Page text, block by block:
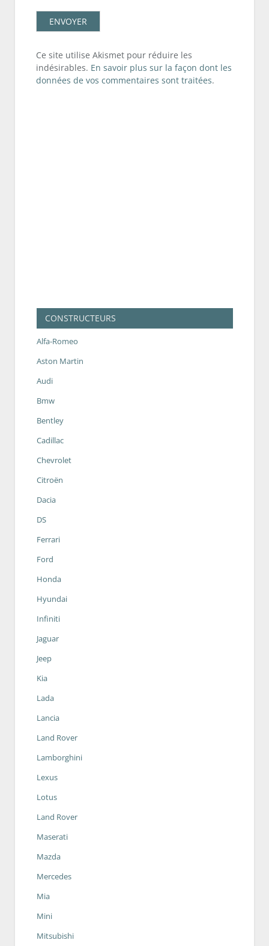
Ce site utilise Akismet pour réduire les
indésirables. En savoir plus sur la façon dont les
données de vos commentaires sont traitées.
CONSTRUCTEURS
Alfa-Romeo
Aston Martin
Audi
Bmw
Bentley
Cadillac
Chevrolet
Citroën
Dacia
DS
Ferrari
Ford
Honda
Hyundai
Infiniti
Jaguar
Jeep
Kia
Lada
Lancia
Land Rover
Lamborghini
Lexus
Lotus
Land Rover
Maserati
Mazda
Mercedes
Mia
Mini
Mitsubishi